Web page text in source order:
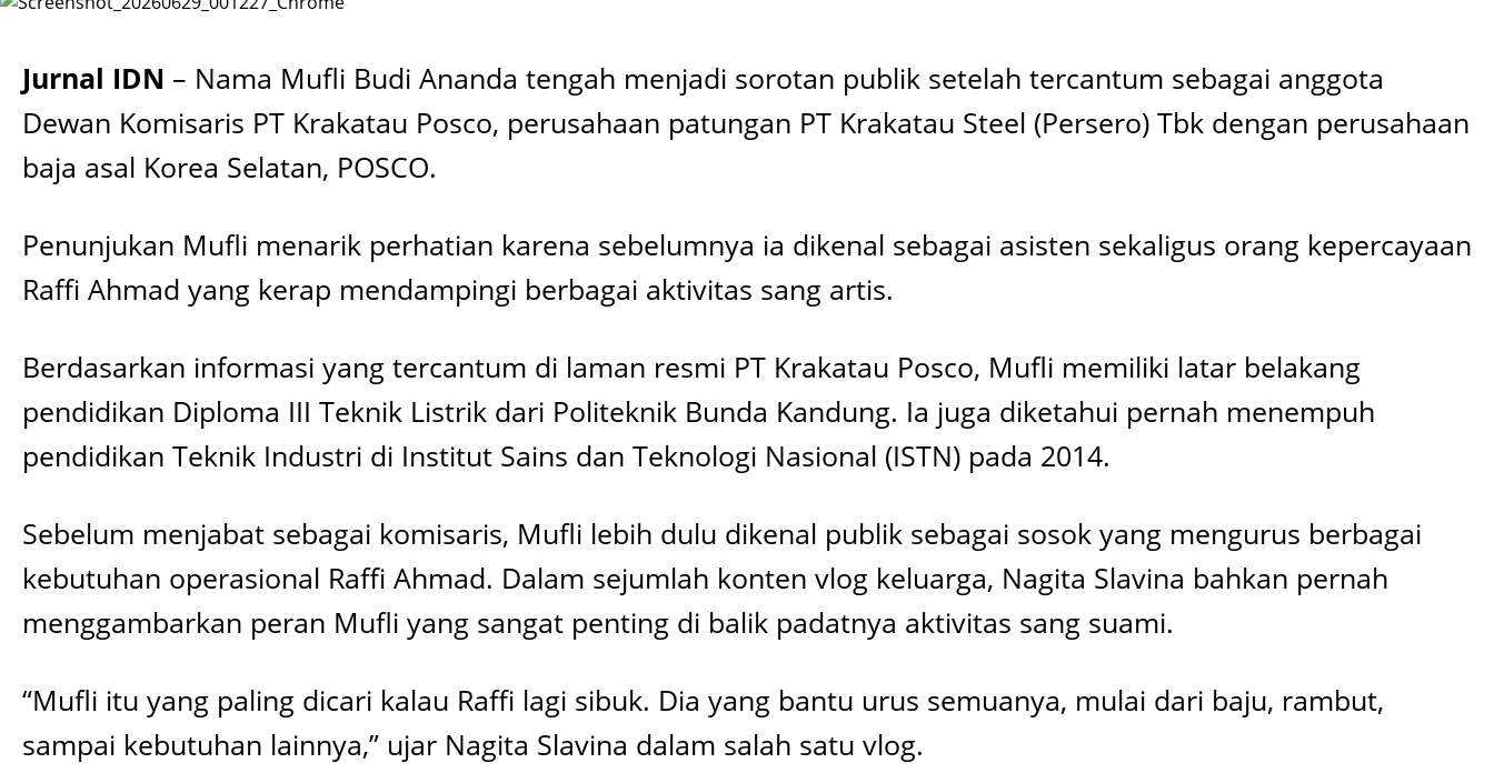
Jurnal IDN – Nama Mufli Budi Ananda tengah menjadi sorotan publik setelah tercantum sebagai anggota
Dewan Komisaris PT Krakatau Posco, perusahaan patungan PT Krakatau Steel (Persero) Tbk dengan perusahaan
baja asal Korea Selatan, POSCO.
Penunjukan Mufli menarik perhatian karena sebelumnya ia dikenal sebagai asisten sekaligus orang kepercayaan
Raffi Ahmad yang kerap mendampingi berbagai aktivitas sang artis.
Berdasarkan informasi yang tercantum di laman resmi PT Krakatau Posco, Mufli memiliki latar belakang
pendidikan Diploma III Teknik Listrik dari Politeknik Bunda Kandung. Ia juga diketahui pernah menempuh
pendidikan Teknik Industri di Institut Sains dan Teknologi Nasional (ISTN) pada 2014.
Sebelum menjabat sebagai komisaris, Mufli lebih dulu dikenal publik sebagai sosok yang mengurus berbagai
kebutuhan operasional Raffi Ahmad. Dalam sejumlah konten vlog keluarga, Nagita Slavina bahkan pernah
menggambarkan peran Mufli yang sangat penting di balik padatnya aktivitas sang suami.
“Mufli itu yang paling dicari kalau Raffi lagi sibuk. Dia yang bantu urus semuanya, mulai dari baju, rambut,
sampai kebutuhan lainnya,” ujar Nagita Slavina dalam salah satu vlog.